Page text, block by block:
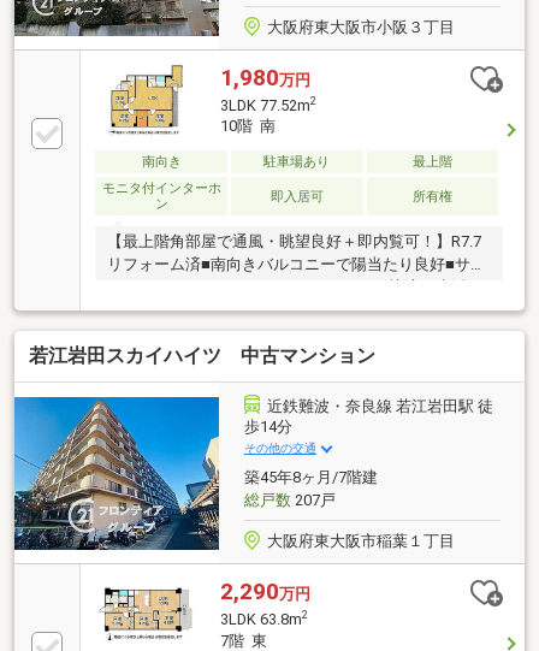
大阪府東大阪市小阪３丁目
1,980万円
3LDK 77.52m2
10階 南
南向き 駐車場あり
最上階
モニタ付インターホ
ン
即入居可 所有権
【最上階角部屋で通風・眺望良好＋即内覧可！】R7.7
リフォーム済■南向きバルコニーで陽当たり良好■サン
彩る充実した設備仕様が魅力
若江岩田スカイハイツ 中古マンション
近鉄難波・奈良線 若江岩田駅 徒
歩14分
その他の交通
築45年8ヶ月/7階建
総戸数207戸
大阪府東大阪市稲葉１丁目
2,290万円
3LDK 63.8m2
7階 東